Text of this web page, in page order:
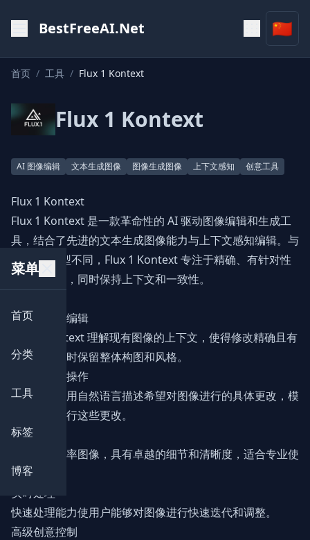
BestFreeAI.Net 🇨🇳
菜单
首页
分类
工具
标签
博客
首页 / 工具 / Flux 1 Kontext
Flux 1 Kontext
AI 图像编辑 文本生成图像 图像生成图像 上下文感知 创意工具
Flux 1 Kontext
Flux 1 Kontext 是一款革命性的 AI 驱动图像编辑和生成工
具，结合了先进的文本生成图像能力与上下文感知编辑。与
传统 AI 模型不同，Flux 1 Kontext 专注于精确、有针对性
的图像操作，同时保持上下文和一致性。
上下文感知编辑
Flux 1 Kontext 理解现有图像的上下文，使得修改精确且有
针对性，同时保留整体构图和风格。
基于文本的操作
用户可以使用自然语言描述希望对图像进行的具体更改，模
型将准确执行这些更改。
高质量生成
生成高分辨率图像，具有卓越的细节和清晰度，适合专业使
用。
实时处理
快速处理能力使用户能够对图像进行快速迭代和调整。
高级创意控制